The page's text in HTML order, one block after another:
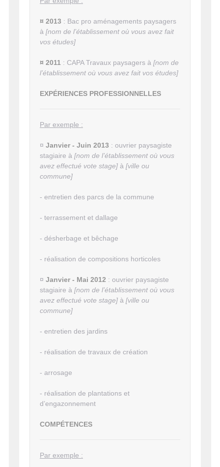
¤ 2013 : Bac pro aménagements paysagers
à [nom de l’établissement où vous avez fait
vos études]
¤ 2011 : CAPA Travaux paysagers à [nom de
l’établissement où vous avez fait vos études]
EXPÉRIENCES PROFESSIONNELLES
Par exemple :
¤ Janvier - Juin 2013 : ouvrier paysagiste
stagiaire à [nom de l’établissement où vous
avez effectué vote stage] à [ville ou
commune]
- entretien des parcs de la commune
- terrassement et dallage
- désherbage et bêchage
- réalisation de compositions horticoles
¤ Janvier - Mai 2012 : ouvrier paysagiste
stagiaire à [nom de l’établissement où vous
avez effectué vote stage] à [ville ou
commune]
- entretien des jardins
- réalisation de travaux de création
- arrosage
- réalisation de plantations et
d’engazonnement
COMPÉTENCES
Par exemple :